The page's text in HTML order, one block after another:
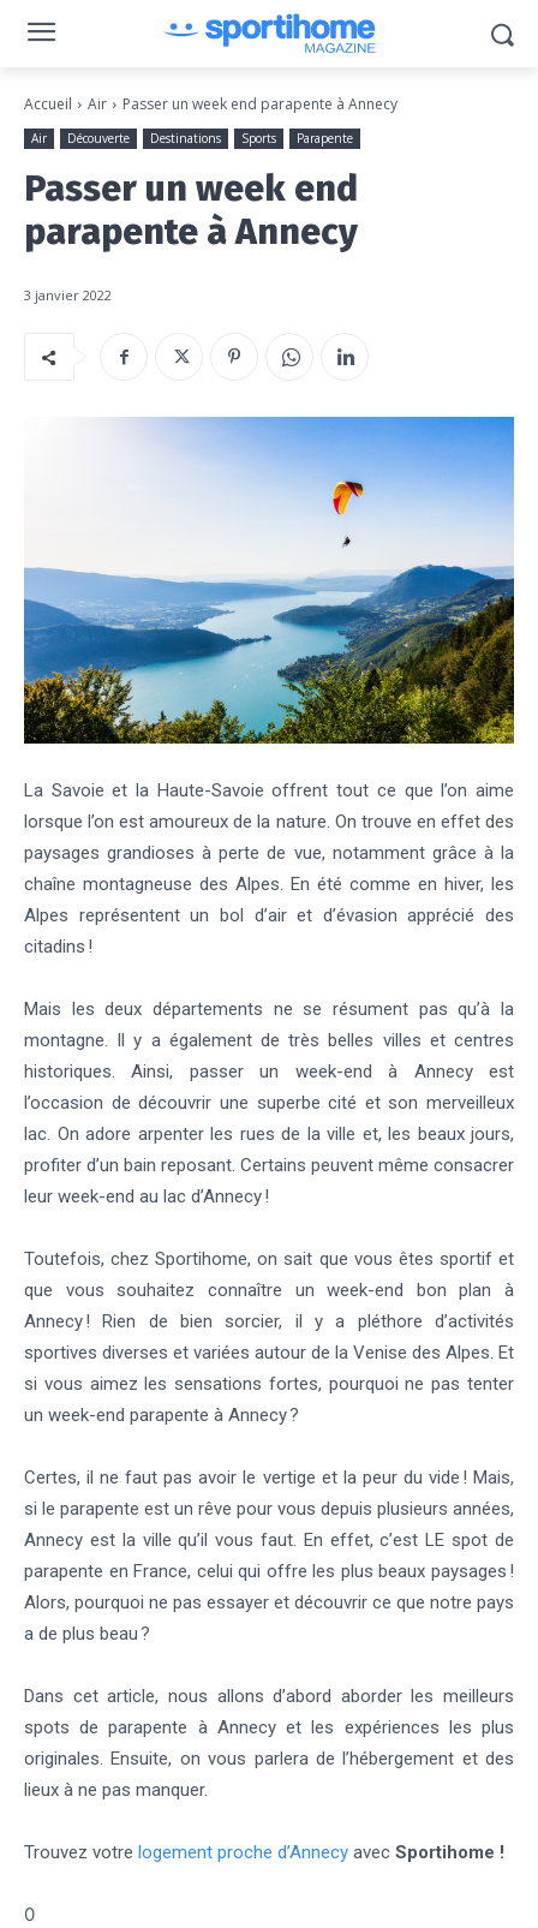
Accueil Air Passer un week end parapente à Annecy
Air Découverte Destinations Sports Parapente
Passer un week end
parapente à Annecy
3 janvier 2022
La Savoie et la Haute-Savoie offrent tout ce que l’on aime
lorsque l’on est amoureux de la nature. On trouve en effet des
paysages grandioses à perte de vue, notamment grâce à la
chaîne montagneuse des Alpes. En été comme en hiver, les
Alpes représentent un bol d’air et d’évasion apprécié des
citadins !
Mais les deux départements ne se résument pas qu’à la
montagne. Il y a également de très belles villes et centres
historiques. Ainsi, passer un week-end à Annecy est
l’occasion de découvrir une superbe cité et son merveilleux
lac. On adore arpenter les rues de la ville et, les beaux jours,
profiter d’un bain reposant. Certains peuvent même consacrer
leur week-end au lac d’Annecy !
Toutefois, chez Sportihome, on sait que vous êtes sportif et
que vous souhaitez connaître un week-end bon plan à
Annecy ! Rien de bien sorcier, il y a pléthore d’activités
sportives diverses et variées autour de la Venise des Alpes. Et
si vous aimez les sensations fortes, pourquoi ne pas tenter
un week-end parapente à Annecy ?
Certes, il ne faut pas avoir le vertige et la peur du vide ! Mais,
si le parapente est un rêve pour vous depuis plusieurs années,
Annecy est la ville qu’il vous faut. En effet, c’est LE spot de
parapente en France, celui qui offre les plus beaux paysages !
Alors, pourquoi ne pas essayer et découvrir ce que notre pays
a de plus beau ?
Dans cet article, nous allons d’abord aborder les meilleurs
spots de parapente à Annecy et les expériences les plus
originales. Ensuite, on vous parlera de l’hébergement et des
lieux à ne pas manquer.
Trouvez votre logement proche d’Annecy avec Sportihome !
0